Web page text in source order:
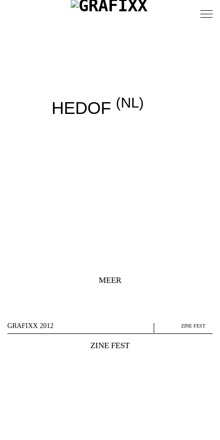
HEDOF (NL)
MEER
GRAFIXX 2012 ZINE FEST
ZINE FEST